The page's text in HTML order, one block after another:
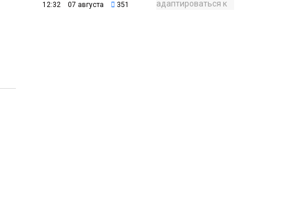
12:32 07 августа 351